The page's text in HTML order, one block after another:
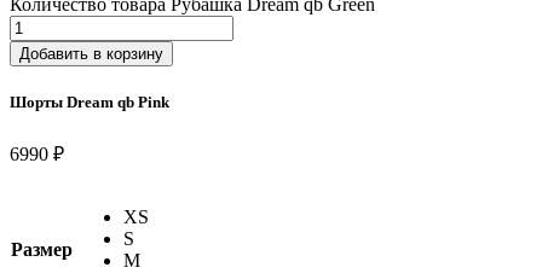
Количество товара Рубашка Dream qb Green
Добавить в корзину
Шорты Dream qb Pink
6990 ₽
Размер
XS
S
M